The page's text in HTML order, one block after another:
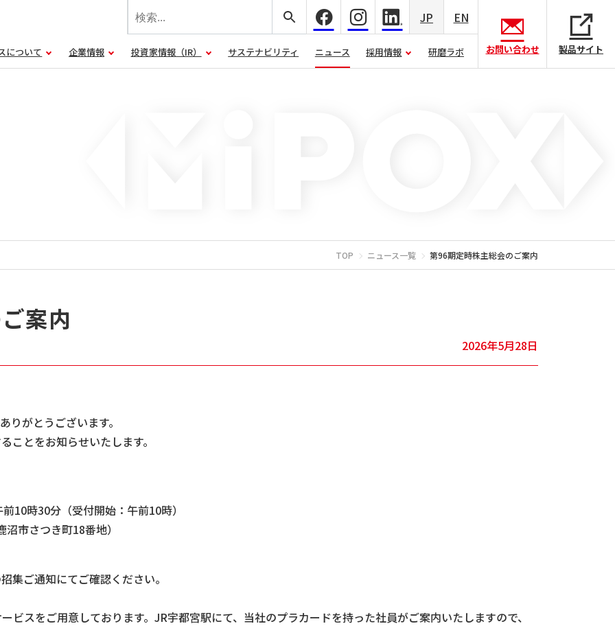
お問い合わせ 製品サイト
について 企業情報 投資家情報（IR） サステナビリティ ニュース 採用情報 研磨ラボ
JP EN
TOP ニュース一覧 第96期定時株主総会のご案内
案内
2026年5月28日
りがとうございます。
ことをお知らせいたします。
10時30分（受付開始：午前10時）
市さつき町18番地）
ご通知にてご確認ください。
ビスをご用意しております。JR宇都宮駅にて、当社のプラカードを持った社員がご案内いたしますので、